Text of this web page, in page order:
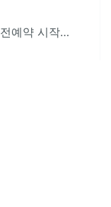
예약 시작…